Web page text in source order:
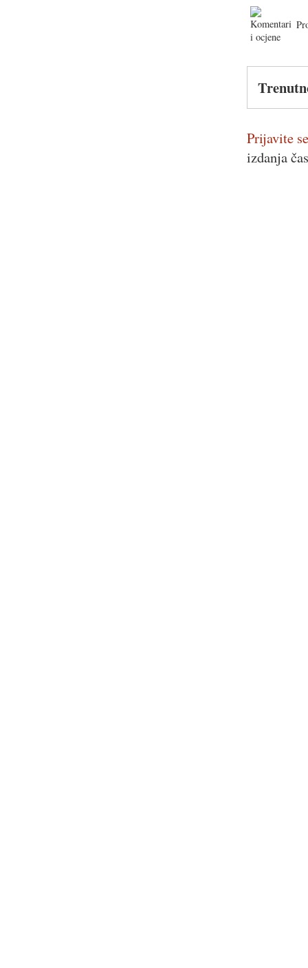
Prijavite
izdanja